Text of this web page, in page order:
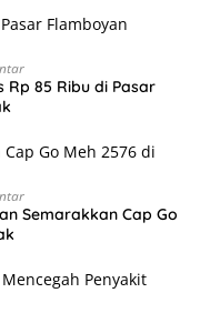
Rp 85 Ribu di Pasar
Semarakkan Cap Go